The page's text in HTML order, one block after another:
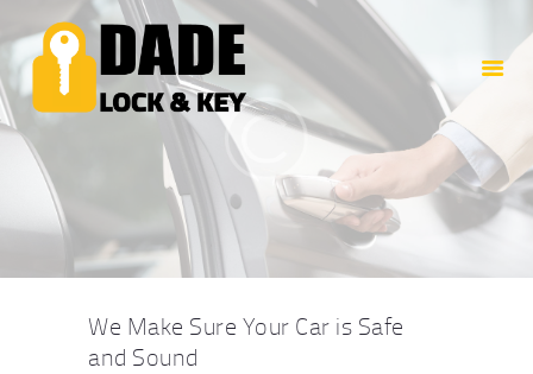
HOME
ABOUT US
SERVICES
CONTACTS
We Make Sure Your Car is Safe
and Sound